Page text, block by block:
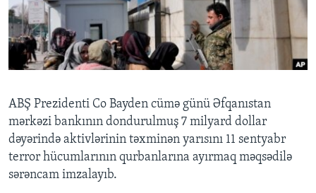
BIZI IZLƏYIN
Dillər
ABŞ Prezidenti Co Bayden cümə günü Əfqanıstan
mərkəzi bankının dondurulmuş 7 milyard dollar
dəyərində aktivlərinin təxminən yarısını 11 sentyabr
terror hücumlarının qurbanlarına ayırmaq məqsədilə
sərəncam imzalayıb.